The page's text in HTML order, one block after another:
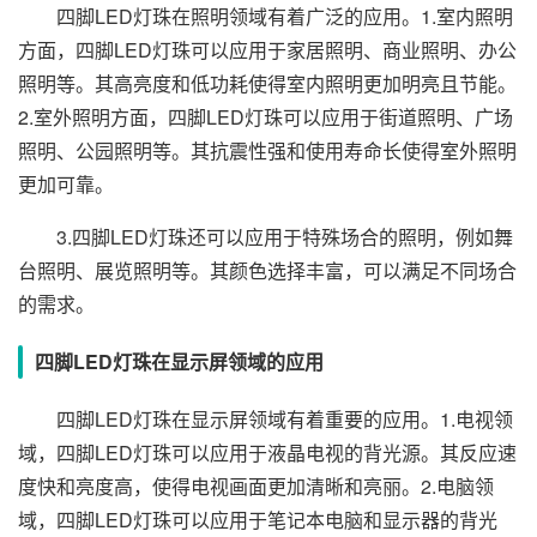
四脚LED灯珠在照明领域有着广泛的应用。1.室内照明
方面，四脚LED灯珠可以应用于家居照明、商业照明、办公
照明等。其高亮度和低功耗使得室内照明更加明亮且节能。
2.室外照明方面，四脚LED灯珠可以应用于街道照明、广场
照明、公园照明等。其抗震性强和使用寿命长使得室外照明
更加可靠。
3.四脚LED灯珠还可以应用于特殊场合的照明，例如舞
台照明、展览照明等。其颜色选择丰富，可以满足不同场合
的需求。
四脚LED灯珠在显示屏领域的应用
四脚LED灯珠在显示屏领域有着重要的应用。1.电视领
域，四脚LED灯珠可以应用于液晶电视的背光源。其反应速
度快和亮度高，使得电视画面更加清晰和亮丽。2.电脑领
域，四脚LED灯珠可以应用于笔记本电脑和显示器的背光